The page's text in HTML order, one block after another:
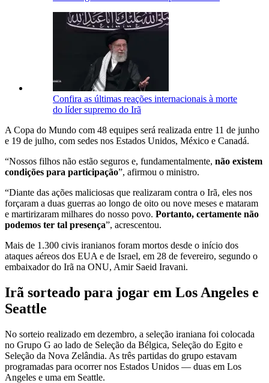
Confira as últimas reações internacionais à morte
do líder supremo do Irã
A Copa do Mundo com 48 equipes será realizada entre 11 de junho
e 19 de julho, com sedes nos Estados Unidos, México e Canadá.
“Nossos filhos não estão seguros e, fundamentalmente, não existem
condições para participação”, afirmou o ministro.
“Diante das ações maliciosas que realizaram contra o Irã, eles nos
forçaram a duas guerras ao longo de oito ou nove meses e mataram
e martirizaram milhares do nosso povo. Portanto, certamente não
podemos ter tal presença”, acrescentou.
Mais de 1.300 civis iranianos foram mortos desde o início dos
ataques aéreos dos EUA e de Israel, em 28 de fevereiro, segundo o
embaixador do Irã na ONU, Amir Saeid Iravani.
Irã sorteado para jogar em Los Angeles e
Seattle
No sorteio realizado em dezembro, a seleção iraniana foi colocada
no Grupo G ao lado de Seleção da Bélgica, Seleção do Egito e
Seleção da Nova Zelândia. As três partidas do grupo estavam
programadas para ocorrer nos Estados Unidos — duas em Los
Angeles e uma em Seattle.